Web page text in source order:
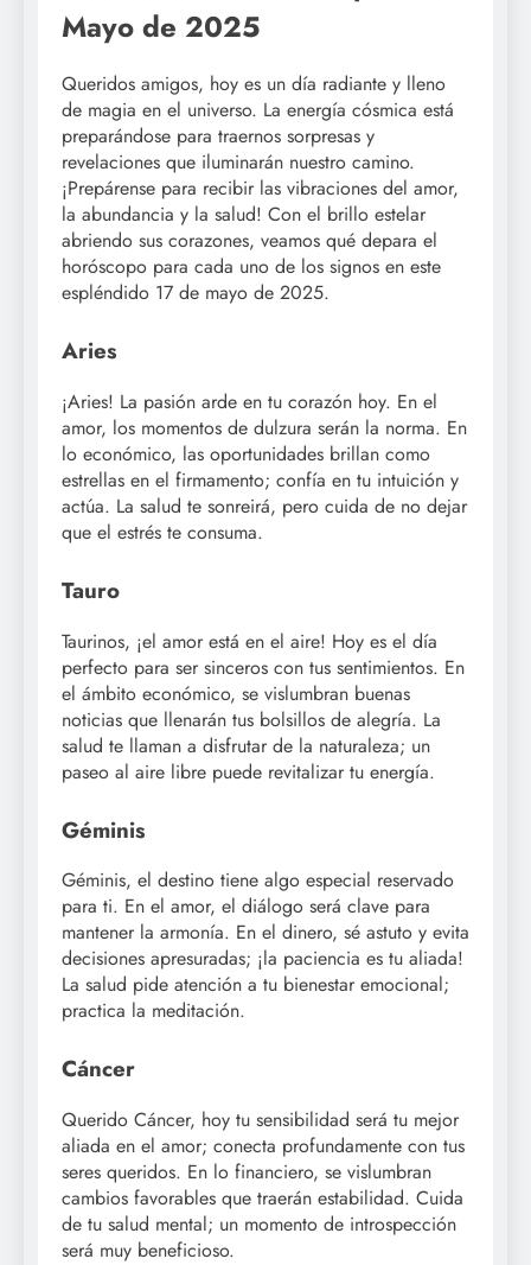
Mayo de 2025
Queridos amigos, hoy es un día radiante y lleno
de magia en el universo. La energía cósmica está
preparándose para traernos sorpresas y
revelaciones que iluminarán nuestro camino.
¡Prepárense para recibir las vibraciones del amor,
la abundancia y la salud! Con el brillo estelar
abriendo sus corazones, veamos qué depara el
horóscopo para cada uno de los signos en este
espléndido 17 de mayo de 2025.
Aries
¡Aries! La pasión arde en tu corazón hoy. En el
amor, los momentos de dulzura serán la norma. En
lo económico, las oportunidades brillan como
estrellas en el firmamento; confía en tu intuición y
actúa. La salud te sonreirá, pero cuida de no dejar
que el estrés te consuma.
Tauro
Taurinos, ¡el amor está en el aire! Hoy es el día
perfecto para ser sinceros con tus sentimientos. En
el ámbito económico, se vislumbran buenas
noticias que llenarán tus bolsillos de alegría. La
salud te llaman a disfrutar de la naturaleza; un
paseo al aire libre puede revitalizar tu energía.
Géminis
Géminis, el destino tiene algo especial reservado
para ti. En el amor, el diálogo será clave para
mantener la armonía. En el dinero, sé astuto y evita
decisiones apresuradas; ¡la paciencia es tu aliada!
La salud pide atención a tu bienestar emocional;
practica la meditación.
Cáncer
Querido Cáncer, hoy tu sensibilidad será tu mejor
aliada en el amor; conecta profundamente con tus
seres queridos. En lo financiero, se vislumbran
cambios favorables que traerán estabilidad. Cuida
de tu salud mental; un momento de introspección
será muy beneficioso.